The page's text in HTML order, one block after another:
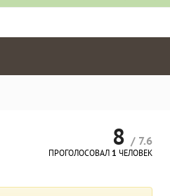
8 / 7.6
ПРОГОЛОСОВАЛ 1 ЧЕЛОВЕК